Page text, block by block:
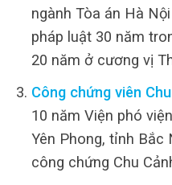
ngành Tòa án Hà
pháp luật 30 năm
20 năm ở cương vị
Công chứng viên
10 năm Viện phó
Yên Phong, tỉnh Bắc
công chứng Chu